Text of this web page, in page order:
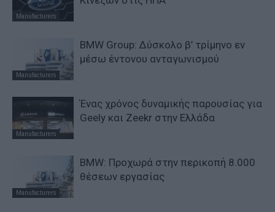
Manufacturers
Manufacturers
BMW Group: Δύσκολο β’ τρίμηνο εν
μέσω έντονου ανταγωνισμού
Manufacturers
Ένας χρόνος δυναμικής παρουσίας για
Geely και Zeekr στην Ελλάδα
Manufacturers
BMW: Προχωρά στην περικοπή 8.000
θέσεων εργασίας